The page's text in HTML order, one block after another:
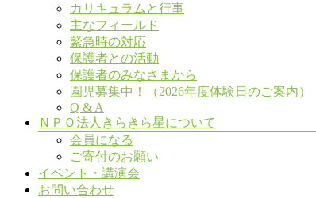
カリキュラムと行事
主なフィールド
緊急時の対応
保護者との活動
保護者のみなさまから
園児募集中！（2026年度体験日のご案内）
Q & A
ＮＰＯ法人きらきら星について
会員になる
ご寄付のお願い
イベント・講演会
お問い合わせ